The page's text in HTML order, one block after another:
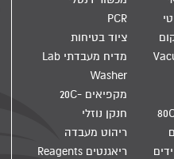
PCR
ציוד בטיחות
מדיח מעבדתי Lab
Washer
מקפיאים -20C
חנקן נוזלי
ריהוט מעבדה
ריאגנטים Reagents